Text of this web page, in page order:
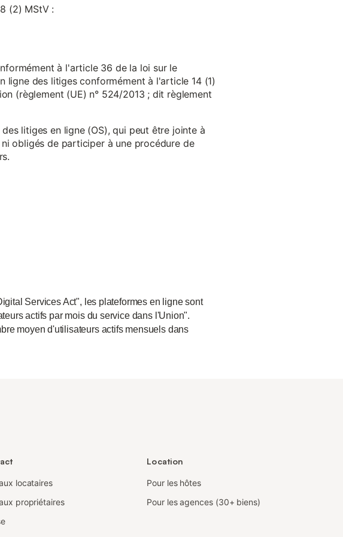
(2) MStV :
à l'article 36 de la loi sur le
ligne des litiges conformément à l'article 14 (1)
(règlement (UE) n° 524/2013 ; dit règlement
litiges en ligne (OS), qui peut être jointe à
obligés de participer à une procédure de
Services Act", les plateformes en ligne sont
actifs par mois du service dans l'Union".
moyen d'utilisateurs actifs mensuels dans
locataires
propriétaires
Location
Pour les hôtes
Pour les agences (30+ biens)